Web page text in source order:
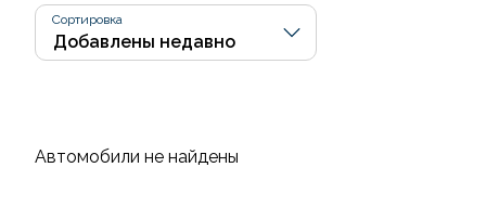
Сортировка
Автомобили не найдены